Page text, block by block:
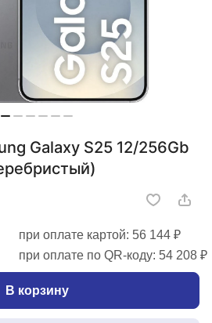
Galaxy S25 12/256Gb
при оплате картой: 56 144 ₽
при оплате по QR-коду: 54 208 ₽
В корзину